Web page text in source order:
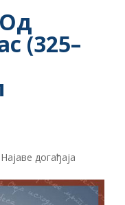
(325–
Најаве догађаја